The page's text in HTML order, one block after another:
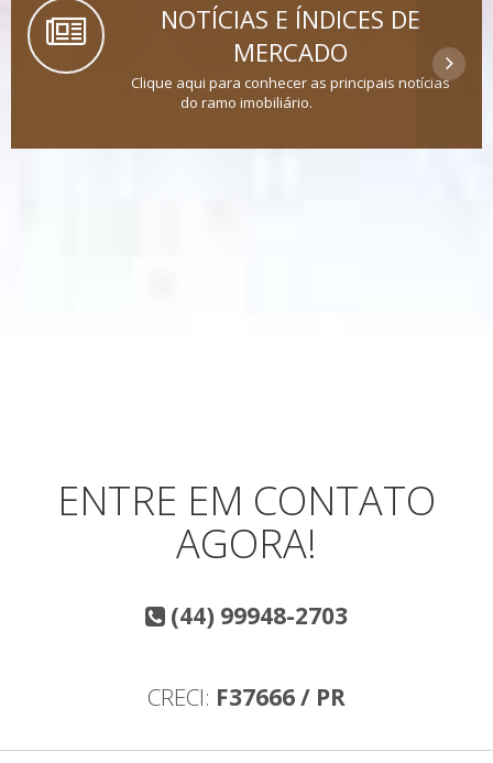
NOTÍCIAS E ÍNDICES DE
MERCADO
Clique aqui para conhecer as principais notícias
do ramo imobiliário.
ENTRE EM CONTATO
AGORA!
(44) 99948-2703
CRECI: F37666 / PR